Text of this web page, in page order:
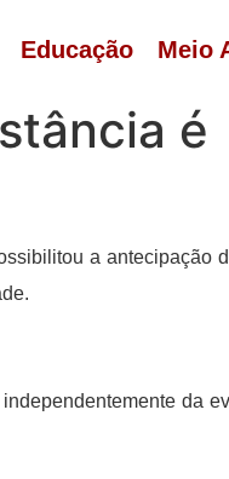
Educação Meio
é
a antecipação
da